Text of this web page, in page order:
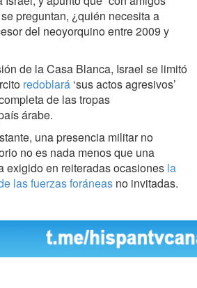
preguntan, ¿quién necesita a
del neoyorquino entre 2009 y
de la Casa Blanca, Israel se limitó
redoblará ‘sus actos agresivos’
de las tropas
árabe.
una presencia militar no
no es nada menos que una
exigido en reiteradas ocasiones la
las fuerzas foráneas no invitadas.